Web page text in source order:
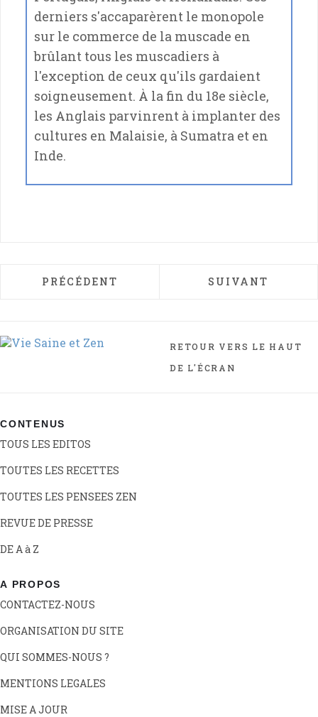
derniers s'accaparèrent le monopole
sur le commerce de la muscade en
brûlant tous les muscadiers à
l'exception de ceux qu'ils gardaient
soigneusement. À la fin du 18e siècle,
les Anglais parvinrent à implanter des
cultures en Malaisie, à Sumatra et en
Inde.
ARTICLE PRÉCÉDENT : LE CLOU DE
PRÉCÉDENT ARTICLE
SUIVANT
RETOUR VERS LE HAUT
DE L'ÉCRAN
CONTENUS
TOUS LES EDITOS
TOUTES LES RECETTES
TOUTES LES PENSEES ZEN
REVUE DE PRESSE
DE A à Z
A PROPOS
CONTACTEZ-NOUS
ORGANISATION DU SITE
QUI SOMMES-NOUS ?
MENTIONS LEGALES
MISE A JOUR